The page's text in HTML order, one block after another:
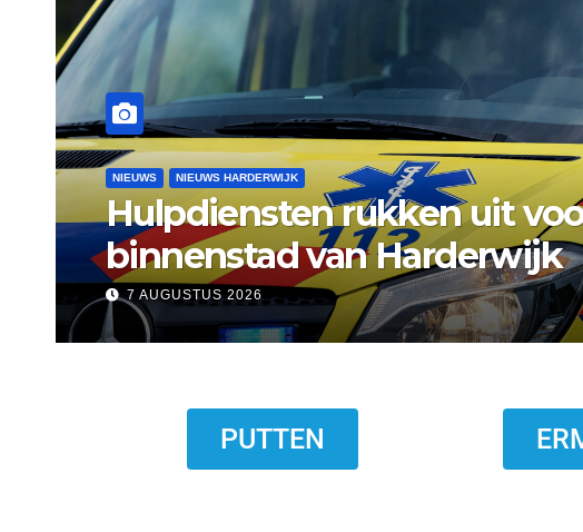
NIEUWS NIEUWS ERMELO
Gemeente Ermelo wijst
standplaats op Markt stopt
7 AUGUSTUS 2026
PUTTEN